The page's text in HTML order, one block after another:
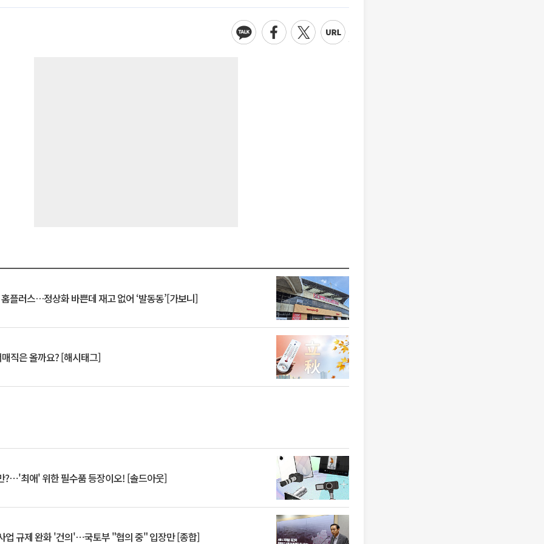
플러스…정상화 바쁜데 재고 없어 ‘발동동’[가보니]
직은 올까요? [해시태그]
?⋯'최애' 위한 필수품 등장이오! [솔드아웃]
업 규제 완화 '건의'⋯국토부 "협의 중" 입장만 [종합]